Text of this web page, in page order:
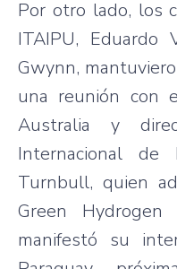
Por otro lado, los
ITAIPU, Eduardo
Gwynn,
una reunión con
Australia y
Internacional de
Turnbull, quien
Green Hydrogen
manifestó su